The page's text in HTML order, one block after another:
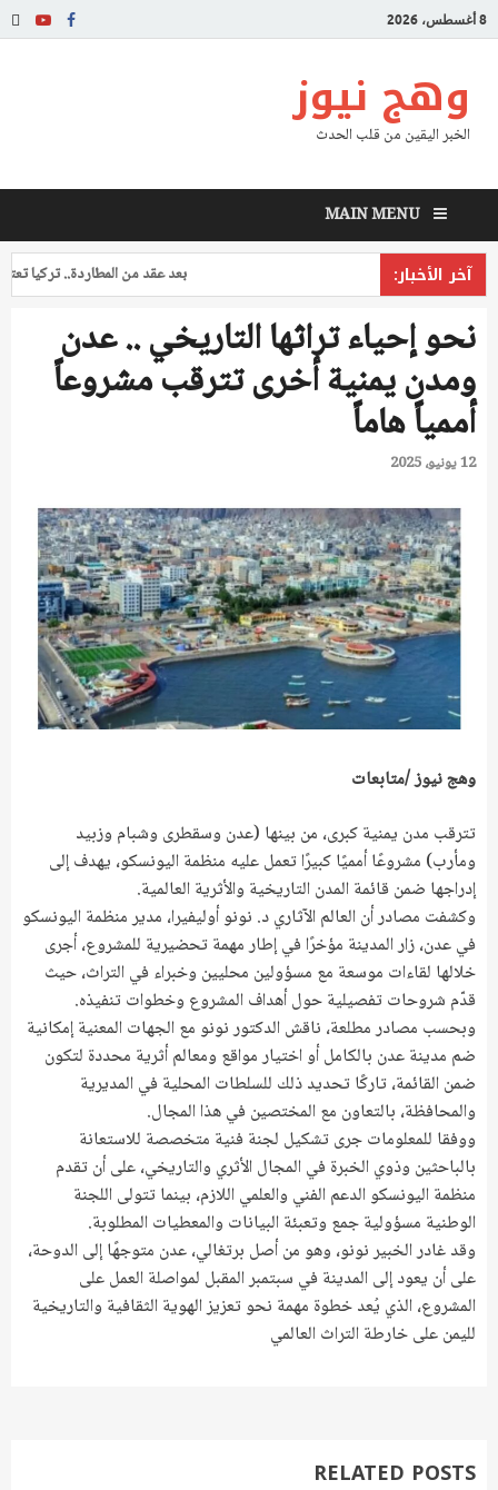
8 أغسطس، 2026
وهج نيوز
الخبر اليقين من قلب الحدث
MAIN MENU
آخر الأخبار: بعد عقد من المطاردة.. تركيا تعتقل
نحو إحياء تراثها التاريخي .. عدن
ومدن يمنية أخرى تترقب مشروعاً
أممياً هاماً
12 يونيو، 2025
وهج نيوز /متابعات
تترقب مدن يمنية كبرى، من بينها (عدن وسقطرى وشبام وزبيد
ومأرب) مشروعًا أمميًا كبيرًا تعمل عليه منظمة اليونسكو، يهدف إلى
إدراجها ضمن قائمة المدن التاريخية والأثرية العالمية.
وكشفت مصادر أن العالم الآثاري د. نونو أوليفيرا، مدير منظمة اليونسكو
في عدن، زار المدينة مؤخرًا في إطار مهمة تحضيرية للمشروع، أجرى
خلالها لقاءات موسعة مع مسؤولين محليين وخبراء في التراث، حيث
قدّم شروحات تفصيلية حول أهداف المشروع وخطوات تنفيذه.
وبحسب مصادر مطلعة، ناقش الدكتور نونو مع الجهات المعنية إمكانية
ضم مدينة عدن بالكامل أو اختيار مواقع ومعالم أثرية محددة لتكون
ضمن القائمة، تاركًا تحديد ذلك للسلطات المحلية في المديرية
والمحافظة، بالتعاون مع المختصين في هذا المجال.
ووفقا للمعلومات جرى تشكيل لجنة فنية متخصصة للاستعانة
بالباحثين وذوي الخبرة في المجال الأثري والتاريخي، على أن تقدم
منظمة اليونسكو الدعم الفني والعلمي اللازم، بينما تتولى اللجنة
الوطنية مسؤولية جمع وتعبئة البيانات والمعطيات المطلوبة.
وقد غادر الخبير نونو، وهو من أصل برتغالي، عدن متوجهًا إلى الدوحة،
على أن يعود إلى المدينة في سبتمبر المقبل لمواصلة العمل على
المشروع، الذي يُعد خطوة مهمة نحو تعزيز الهوية الثقافية والتاريخية
لليمن على خارطة التراث العالمي
RELATED POSTS